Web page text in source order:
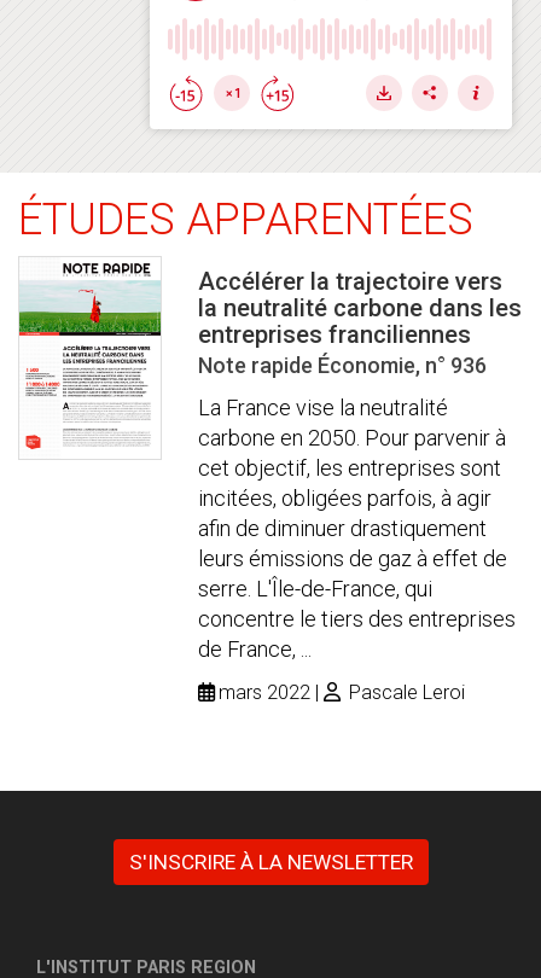
ÉTUDES APPARENTÉES
Accélérer la trajectoire vers
la neutralité carbone dans les
entreprises franciliennes
Note rapide Économie, n° 936
La France vise la neutralité
carbone en 2050. Pour parvenir à
cet objectif, les entreprises sont
incitées, obligées parfois, à agir
afin de diminuer drastiquement
leurs émissions de gaz à effet de
serre. L'Île-de-France, qui
concentre le tiers des entreprises
de France, ...
mars 2022 Pascale Leroi
S'INSCRIRE À LA NEWSLETTER
L'INSTITUT PARIS REGION